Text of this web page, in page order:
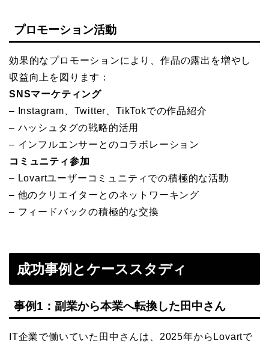
プロモーション活動
効果的なプロモーションにより、作品の露出を増やし
収益向上を図ります：
SNSマーケティング
– Instagram、Twitter、TikTokでの作品紹介
– ハッシュタグの戦略的活用
– インフルエンサーとのコラボレーション
コミュニティ参加
– Lovartユーザーコミュニティでの積極的な活動
– 他のクリエイターとのネットワーキング
– フィードバックの積極的な交換
成功事例とケーススタディ
事例1：副業から本業へ転換した田中さん
IT企業で働いていた田中さんは、2025年からLovartで